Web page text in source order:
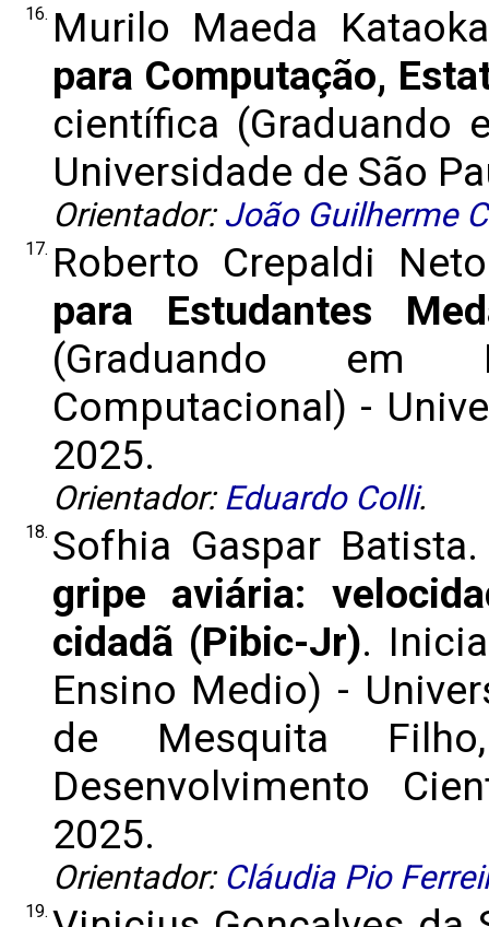
16. Murilo Maeda
para Computação,
científica (Graduando
Universidade de São
Orientador: João Guilherme
17. Roberto Crepaldi
para Estudantes
(Graduando em
Computacional) -
2025.
Orientador: Eduardo Colli.
18. Sofhia Gaspar
gripe aviária:
cidadã (Pibic-Jr).
Ensino Medio) -
de Mesquita
Desenvolvimento
2025.
Orientador: Cláudia Pio
19.